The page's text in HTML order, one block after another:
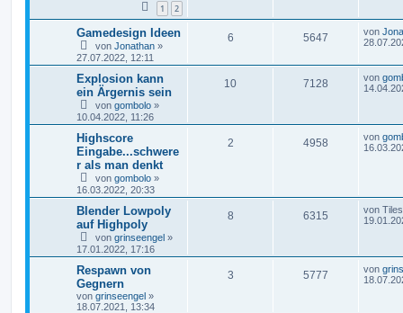
1 2
Gamedesign Ideen
von Jonathan »
27.07.2022, 12:11
6 5647 von
Explosion kann
ein Ärgernis sein
von gombolo »
10.04.2022, 11:26
10 7128 von
Highscore
Eingabe...schwere
r als man denkt
von gombolo »
16.03.2022, 20:33
2 4958 von
Blender Lowpoly
auf Highpoly
von grinseengel »
17.01.2022, 17:16
8 6315 von Tiles
Respawn von
Gegnern
von grinseengel »
18.07.2021, 13:34
3 5777 von